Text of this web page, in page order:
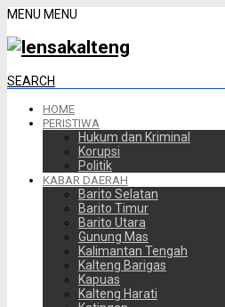
MENU MENU
SEARCH
HOME
PERISTIWA
Hukum dan Kriminal
Korupsi
Politik
KABAR DAERAH
Barito Selatan
Barito Timur
Barito Utara
Gunung Mas
Kalimantan Tengah
Kalteng Barigas
Kapuas
Kalteng Harati